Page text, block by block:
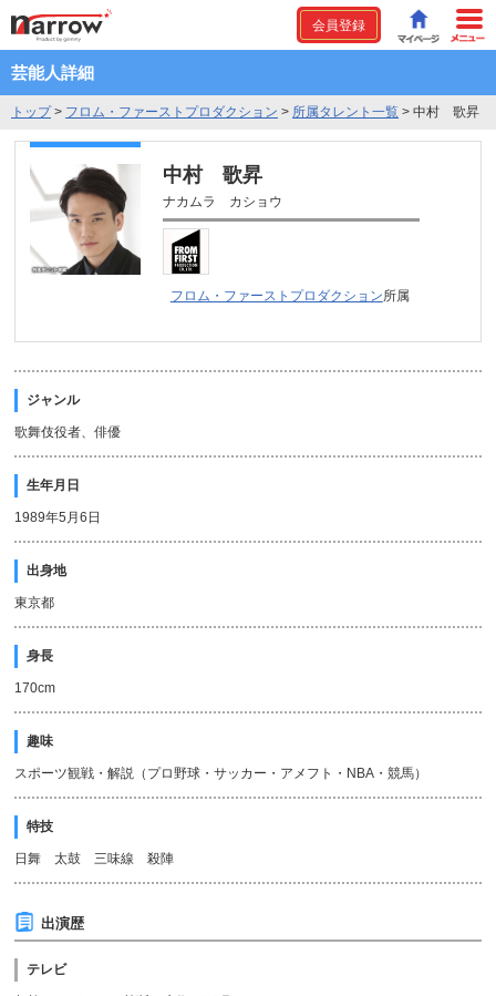
会員登録
芸能人詳細
トップ> フロム・ファーストプロダクション > 所属タレント一覧 > 中村 歌昇
中村 歌昇
ナカムラ カショウ
フロム・ファーストプロダクション所属
ジャンル
歌舞伎役者、俳優
生年月日
1989年5月6日
出身地
東京都
身長
170cm
趣味
スポーツ観戦・解説（プロ野球・サッカー・アメフト・NBA・競馬）
特技
日舞 太鼓 三味線 殺陣
出演歴
テレビ